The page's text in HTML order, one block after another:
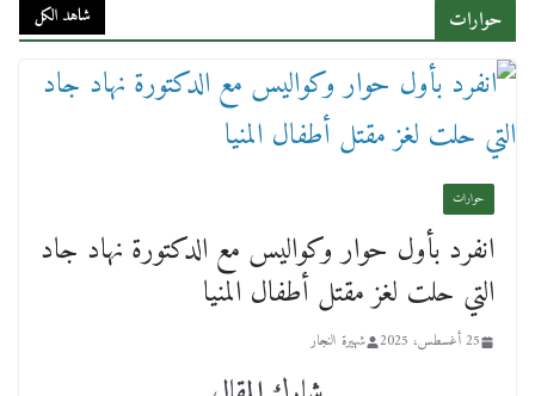
حوارات شاهد الكل
حوارات
انفرد بأول حوار وكواليس مع الدكتورة نهاد جاد
التي حلت لغز مقتل أطفال المنيا
25 أغسطس، 2025 شهيرة النجار